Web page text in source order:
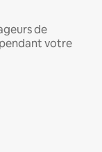
de
votre